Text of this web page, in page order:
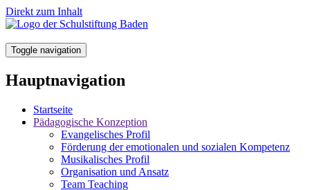
Direkt zum Inhalt
Toggle navigation
Hauptnavigation
Startseite
Pädagogische Konzeption
Evangelisches Profil
Förderung der emotionalen und sozialen Kompetenz
Musikalisches Profil
Organisation und Ansatz
Team Teaching